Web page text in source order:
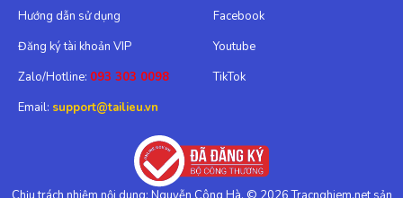
Hướng dẫn sử dụng
Đăng ký tài khoản VIP
Zalo/Hotline: 093 303 0098
Email: support@tailieu.vn
Facebook
Youtube
TikTok